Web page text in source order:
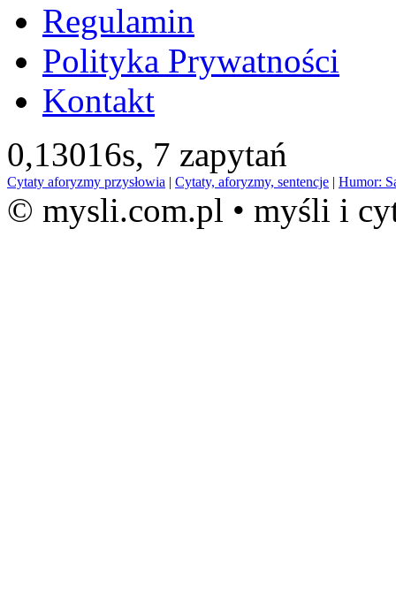
Regulamin
Polityka Prywatności
Kontakt
0,13016s, 7 zapytań
Cytaty aforyzmy przysłowia | Cytaty, aforyzmy, sentencje | Humor:
© mysli.com.pl • myśli i